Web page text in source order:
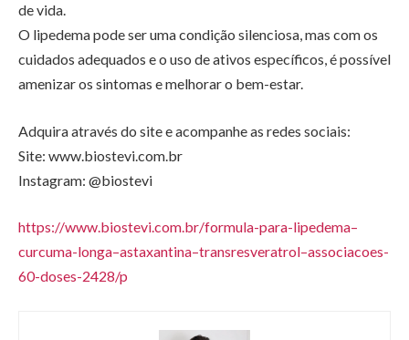
de vida.
O lipedema pode ser uma condição silenciosa, mas com os
cuidados adequados e o uso de ativos específicos, é possível
amenizar os sintomas e melhorar o bem-estar.
Adquira através do site e acompanhe as redes sociais:
Site: www.biostevi.com.br
Instagram: @biostevi
https://www.biostevi.com.br/formula-para-lipedema–
curcuma-longa–astaxantina–transresveratrol–associacoes-
60-doses-2428/p